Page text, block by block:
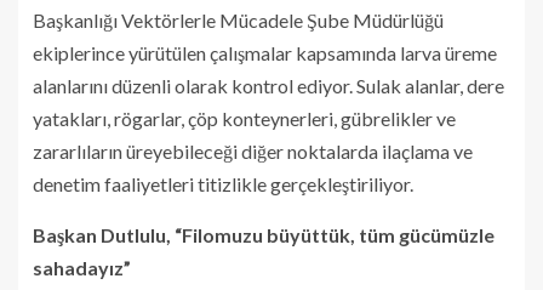
Başkanlığı Vektörlerle Mücadele Şube Müdürlüğü
ekiplerince yürütülen çalışmalar kapsamında larva üreme
alanlarını düzenli olarak kontrol ediyor. Sulak alanlar, dere
yatakları, rögarlar, çöp konteynerleri, gübrelikler ve
zararlıların üreyebileceği diğer noktalarda ilaçlama ve
denetim faaliyetleri titizlikle gerçekleştiriliyor.
Başkan Dutlulu, “Filomuzu büyüttük, tüm gücümüzle
sahadayız”